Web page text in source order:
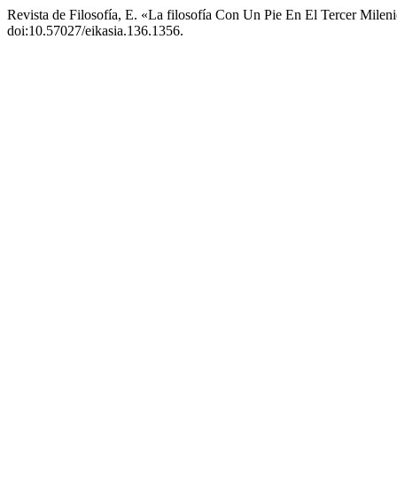
Revista de Filosofía, E. «La filosofía Con Un Pie En El Tercer
doi:10.57027/eikasia.136.1356.